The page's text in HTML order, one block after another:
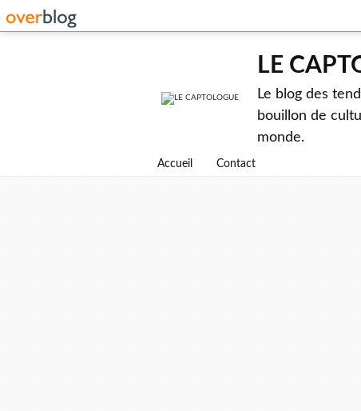
LE
Le blog des
bouillon de
monde.
Accueil Contact